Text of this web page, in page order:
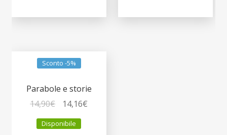
Sconto -5%
Parabole e storie
14,90€
prezzo
originale
14,16€
Disponibile